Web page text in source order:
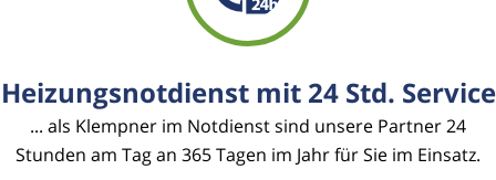
Heizungsnotdienst mit 24 Std. Service
... als Klempner im Notdienst sind unsere Partner 24
Stunden am Tag an 365 Tagen im Jahr für Sie im Einsatz.